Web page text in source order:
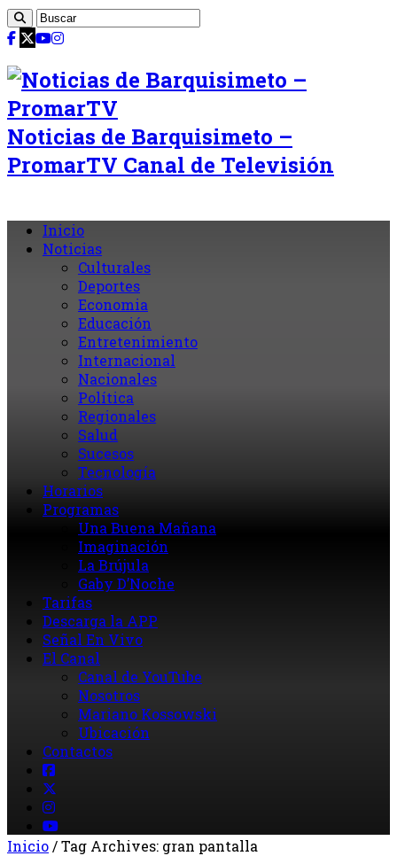
Noticias de Barquisimeto –
PromarTV Canal de Televisión
Inicio
Noticias
Culturales
Deportes
Economia
Educación
Entretenimiento
Internacional
Nacionales
Política
Regionales
Salud
Sucesos
Tecnología
Horarios
Programas
Una Buena Mañana
Imaginación
La Brújula
Gaby D’Noche
Tarifas
Descarga la APP
Señal En Vivo
El Canal
Canal de YouTube
Nosotros
Mariano Kossowski
Ubicación
Contactos
Inicio/Tag Archives: gran pantalla